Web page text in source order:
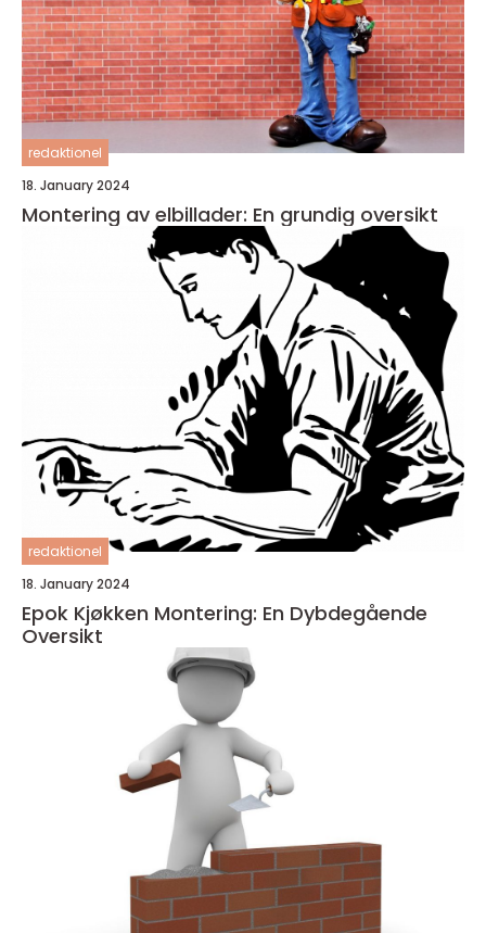
redaktionel
18. January 2024
Montering av elbillader: En grundig oversikt
redaktionel
18. January 2024
Epok Kjøkken Montering: En Dybdegående
Oversikt